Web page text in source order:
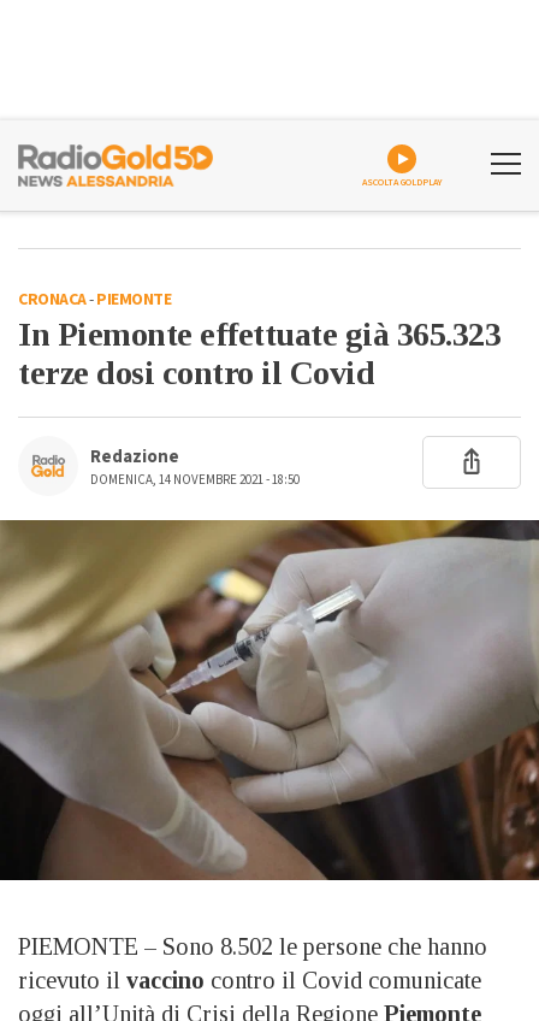
ASCOLTA GOLDPLAY
CRONACA-PIEMONTE
In Piemonte effettuate già 365.323
terze dosi contro il Covid
Redazione
DOMENICA, 14 NOVEMBRE 2021 - 18:50
PIEMONTE – Sono 8.502 le persone che hanno
ricevuto il vaccino contro il Covid comunicate
oggi all’Unità di Crisi della Regione Piemonte